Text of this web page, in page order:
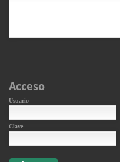
Acceso
Usuario
Clave